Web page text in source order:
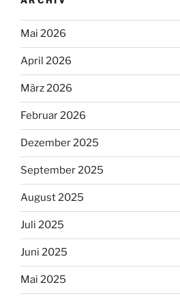
Mai 2026
April 2026
März 2026
Februar 2026
Dezember 2025
September 2025
August 2025
Juli 2025
Juni 2025
Mai 2025